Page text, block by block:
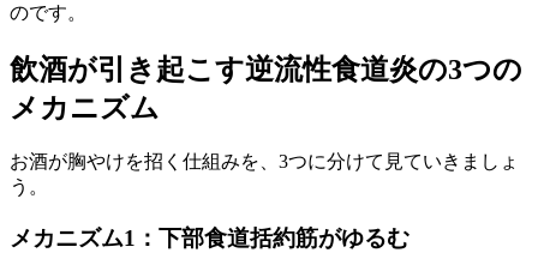
のです。
飲酒が引き起こす逆流性食道炎の3つの
メカニズム
お酒が胸やけを招く仕組みを、3つに分けて見ていきましょ
う。
メカニズム1：下部食道括約筋がゆるむ